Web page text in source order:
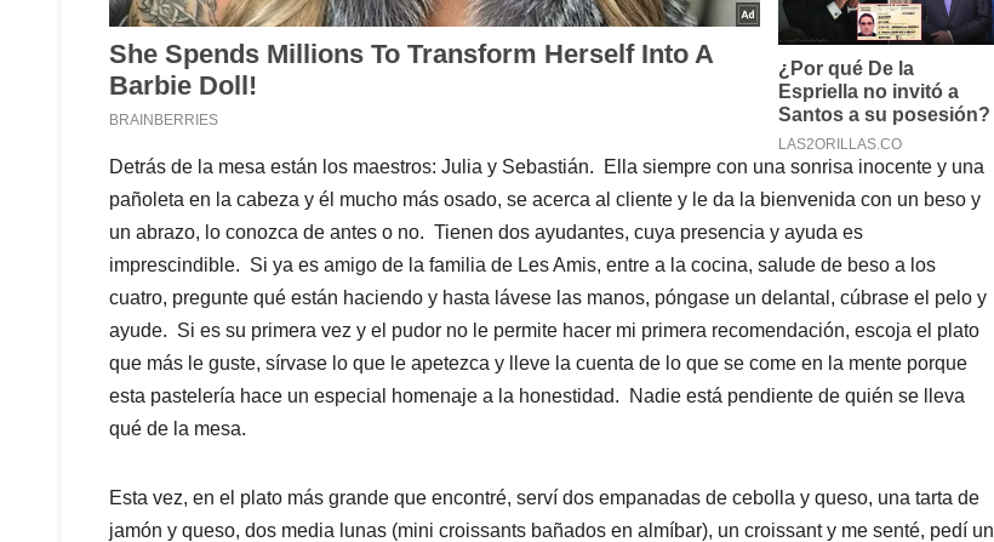
Detrás de la mesa están los maestros: Julia y Sebastián. Ella siempre con una sonrisa inocente y una
pañoleta en la cabeza y él mucho más osado, se acerca al cliente y le da la bienvenida con un beso y
un abrazo, lo conozca de antes o no. Tienen dos ayudantes, cuya presencia y ayuda es
imprescindible. Si ya es amigo de la familia de Les Amis, entre a la cocina, salude de beso a los
cuatro, pregunte qué están haciendo y hasta lávese las manos, póngase un delantal, cúbrase el pelo y
ayude. Si es su primera vez y el pudor no le permite hacer mi primera recomendación, escoja el plato
que más le guste, sírvase lo que le apetezca y lleve la cuenta de lo que se come en la mente porque
esta pastelería hace un especial homenaje a la honestidad. Nadie está pendiente de quién se lleva
qué de la mesa.
Esta vez, en el plato más grande que encontré, serví dos empanadas de cebolla y queso, una tarta de
jamón y queso, dos media lunas (mini croissants bañados en almíbar), un croissant y me senté, pedí un